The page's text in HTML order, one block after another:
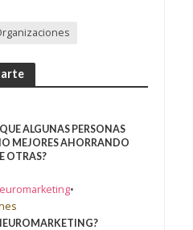
ALGUNAS PERSONAS
MEJORES AHORRANDO
OTRAS?
•